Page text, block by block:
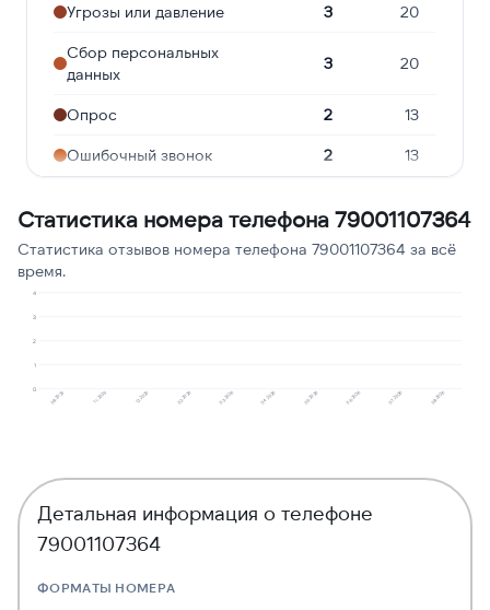
Угрозы или давление 3 20
Сбор персональных
данных
3 20
Опрос 2 13
Ошибочный звонок 2 13
сервисов
2 13
Статистика номера телефона 79001107364
Статистика отзывов номера телефона 79001107364 за всё
время.
0
1
2
3
4
08.2025 11.2025 12.2025 02.2026 03.2026 04.2026 05.2026 06.2026 07.2026 08.2026
Детальная информация о телефоне
79001107364
ФОРМАТЫ НОМЕРА